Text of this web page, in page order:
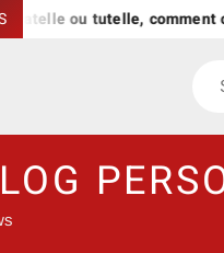
ou tutelle, comment choisir